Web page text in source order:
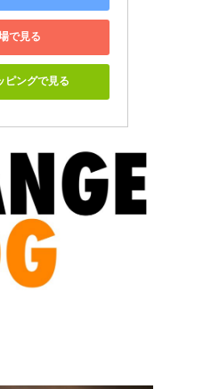
で見る
ピングで見る